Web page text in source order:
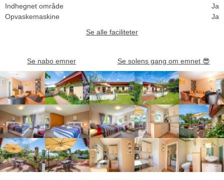
Indhegnet område
Ja
Opvaskemaskine
Ja
Se alle faciliteter
Se nabo emner Se solens gang om emnet 😎